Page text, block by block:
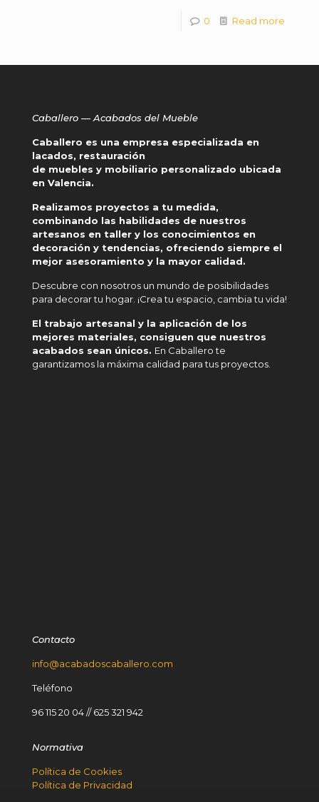
0 Read more
Caballero — Acabados del Mueble
Caballero es una empresa especializada en
lacados, restauración
de muebles y mobiliario personalizado ubicada
en Valencia.
Realizamos proyectos a tu medida,
combinando las habilidades de nuestros
artesanos en taller y los conocimientos en
decoración y tendencias, ofreciendo siempre el
mejor asesoramiento y la mayor calidad.
Descubre con nosotros un mundo de posibilidades
para decorar tu hogar. ¡Crea tu espacio, cambia tu vida!
El trabajo artesanal y la aplicación de los
mejores materiales, consiguen que nuestros
acabados sean únicos. En Caballero te
garantizamos la máxima calidad para tus proyectos.
Contacto
info@acabadoscaballero.com
Teléfono
96 115 20 04//625 321 942
Normativa
Política de Cookies
Política de Privacidad